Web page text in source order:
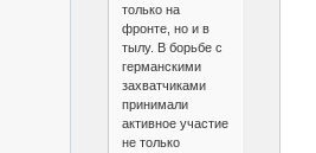
только на
фронте, но и в
тылу. В борьбе с
германскими
захватчиками
принимали
активное участие
не только